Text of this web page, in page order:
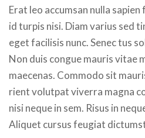
Erat leo accumsan nulla
id turpis nisi. Diam varius sed
eget facilisis nunc. Senec tus
Non duis congue mauris vitae
maecenas. Commodo sit
rient volutpat viverra magna
nisi neque in sem. Risus in
Aliquet cursus feugiat